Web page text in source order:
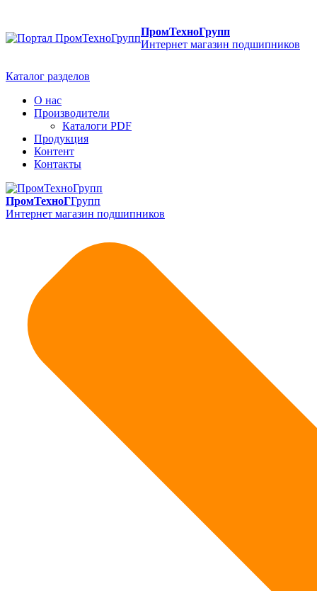
ПромТехноГрупп
Интернет магазин подшипников
Каталог разделов
О нас
Производители
Каталоги PDF
Продукция
Контент
Контакты
ПромТехноГГрупп
Интернет магазин подшипников